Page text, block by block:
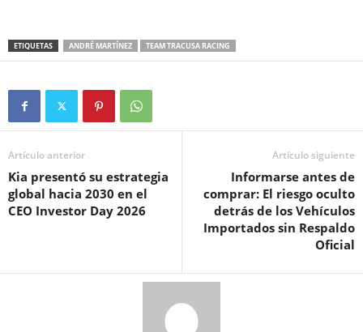
ETIQUETAS ANDRÉ MARTÍNEZ TEAM TRACUSA RACING
Artículo anterior
Kia presentó su estrategia
global hacia 2030 en el
CEO Investor Day 2026
Artículo siguiente
Informarse antes de
comprar: El riesgo oculto
detrás de los Vehículos
Importados sin Respaldo
Oficial